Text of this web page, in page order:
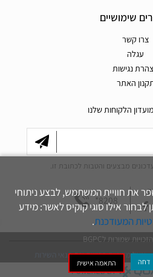
שימושיים
צרו קשר
עגלה
נגישות
האתר
הלקוחות שלנו
מבצעים והטבות לכתובת זו.
*8208
BGPC
מדיניות פרטיותוגםתנאי השירות
את חוויית המשתמש, לבצע ניתוחי
לבחור אילו סוגי קוקיס לאשר: מידע
המעודכנת.
דחה התאמה אישית